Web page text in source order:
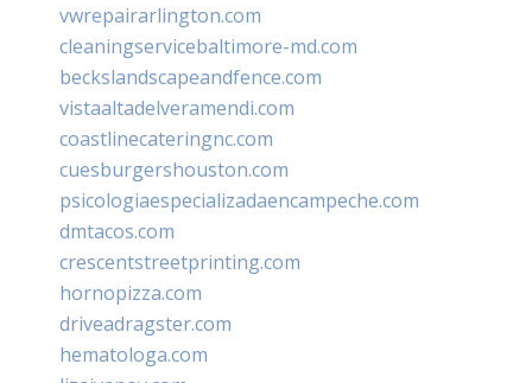
vwrepairarlington.com
cleaningservicebaltimore-md.com
beckslandscapeandfence.com
vistaaltadelveramendi.com
coastlinecateringnc.com
cuesburgershouston.com
psicologiaespecializadaencampeche.com
dmtacos.com
crescentstreetprinting.com
hornopizza.com
driveadragster.com
hematologa.com